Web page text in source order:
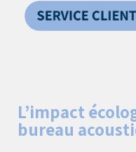
L’impact
bureau